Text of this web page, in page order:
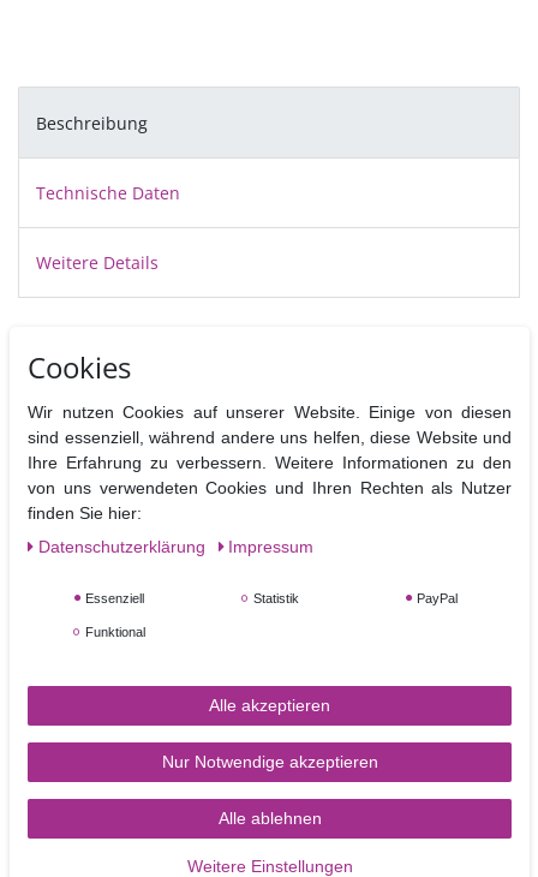
Beschreibung
Technische Daten
Weitere Details
verschiedenen Einsätzen ist durch Ihren leichtgängigen
Die Füllmenge ist besonders hoch, so dass sich auch längere
Fondantstränge in einem herstellen lassen ohne abzusetzen.
Material: Kunststoff
Größe ca. 15 x 4 cm
Spülmaschinen geeignet
TORTEN-KRAM
Cookies
Wir nutzen Cookies auf unserer Website. Einige von diesen
sind essenziell, während andere uns helfen, diese Website und
Ihre Erfahrung zu verbessern. Weitere Informationen zu den
von uns verwendeten Cookies und Ihren Rechten als Nutzer
finden Sie hier:
Daten­schutz­erklärung
Impressum
Essenziell Statistik PayPal
Funktional
Alle akzeptieren
Nur Notwendige akzeptieren
Alle ablehnen
Weitere Einstellungen